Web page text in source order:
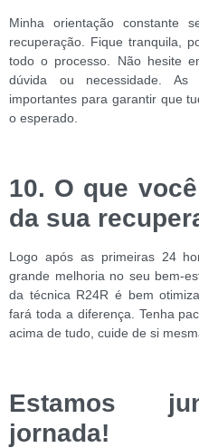
Minha orientação constante
recuperação. Fique tranquila,
todo o processo. Não hesite
dúvida ou necessidade.
importantes para garantir que
o esperado.
10. O que
da sua
Logo após as primeiras 24
grande melhoria no seu bem-
da técnica R24R é bem
fará toda a diferença. Tenha
acima de tudo, cuide de si
Estamos
jornada!